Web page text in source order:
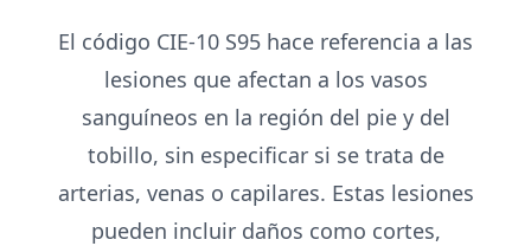
El código CIE-10 S95 hace referencia a las
lesiones que afectan a los vasos
sanguíneos en la región del pie y del
tobillo, sin especificar si se trata de
arterias, venas o capilares. Estas lesiones
pueden incluir daños como cortes,